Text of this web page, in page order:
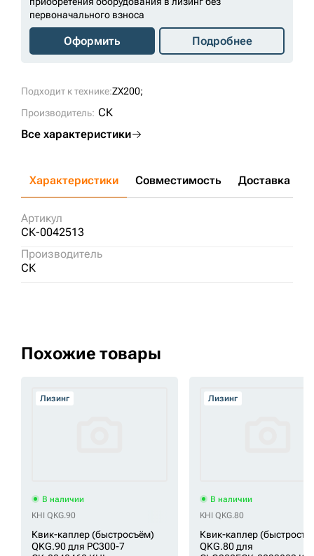
Подходит к технике:ZX200;
Производитель: СК
Все характеристики
первоначального взноса
Оформить Подробнее
Характеристики Совместимость Доставка и
Артикул
СК-0042513
Производитель
СК
Похожие товары
Лизинг
В наличии
KHI QKG.90
Квик-каплер (быстросъём)
QKG.90 для PC300-7
Лизинг
В наличии
KHI QKG.80
Квик-каплер
QKG.80 для